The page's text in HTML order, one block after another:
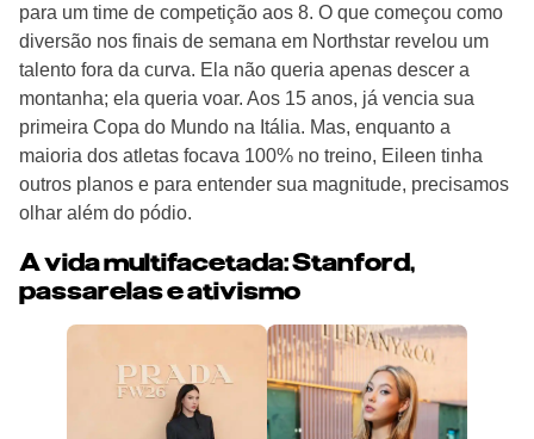
para um time de competição aos 8. O que começou como
diversão nos finais de semana em Northstar revelou um
talento fora da curva. Ela não queria apenas descer a
montanha; ela queria voar. Aos 15 anos, já vencia sua
primeira Copa do Mundo na Itália. Mas, enquanto a
maioria dos atletas focava 100% no treino, Eileen tinha
outros planos e para entender sua magnitude, precisamos
olhar além do pódio.
A vida multifacetada: Stanford,
passarelas e ativismo